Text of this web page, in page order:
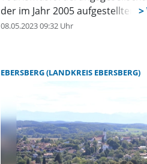
der im Jahr 2005 aufgestellten
waren im Lauf der Zeit
erneuern und das ganze Konzept
Stadtrundgang auch einen
„Wasserspaziergang“ am See
Bucentaurpark – und
Audioguide mit zehn Stationen.
08.05.2023 09:32 Uhr
EBERSBERG (LANDKREIS EBERSBERG)